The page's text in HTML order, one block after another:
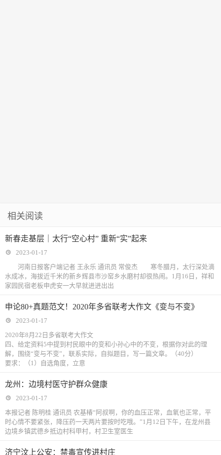
相关阅读
新春走基层｜太行“空心村” 重新“实”起来
2023-01-17
河南日报客户端记者 王永乐 通讯员 常俊杰 寒冬腊月，太行深处滴
水成冰，海拔近千米的新乡辉县市沙窑乡水磨村却很热闹。1月16日，祥和
家园民宿老板申虎安一大早就进进出出
申论80+真题范文！2020年多省联考大作文《变与不变》
2023-01-17
2020年8月22日多省联考大作文
四、给定资料5中提到村民眼中的变和小孙心中的不变，根据你对此的理
解，围绕“变与不变”，联系实际，自拟题目，写一篇文章。（40分）
要求：（1）自选角度，立意
龙州：边境村医守护群众健康
2023-01-17
本报记者 陈明桂 通讯员 农基椿“阿叔啊，你的血压正常，血氧也正常，平
时心情不要紧张，降压药一天两片要按时吃哦。”1月12日下午，在龙州县
边境乡镇武德乡抵边村科甲村，村卫生室医生
济宁汶上公安：禁毒宣传进村庄